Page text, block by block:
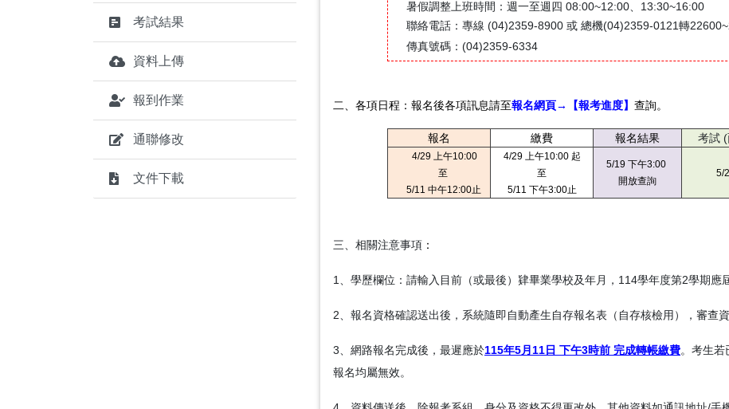
考試結果
資料上傳
報到作業
通聯修改
文件下載
暑假調整上班時間：週一至週四 08:00~12:00、13:30~16:00
聯絡電話：專線 (04)2359-8900 或 總機(04)2359-0121轉
傳真號碼：(04)2359-6334
二、各項日程：報名後各項訊息請至報名網頁→【報考進度】 查詢。
報名 繳費 報名結果 考試
4/29 上午10:00
至
5/11 中午12:00止
4/29 上午10:00 起
至
5/11 下午3:00止
5/19 下午3:00
開放查詢
5/
三、相關注意事項 ：
1、學歷欄位：請輸入目前（或最後）肄畢業學校及年月，114學年度第2學期應
2、報名資格確認送出後，系統隨即自動產生自存報名表（自存核檢用），審查
3、網路報名完成後，最遲應於115年5月11日 下午3時前 完成轉帳繳費。考生
報名均屬無效。